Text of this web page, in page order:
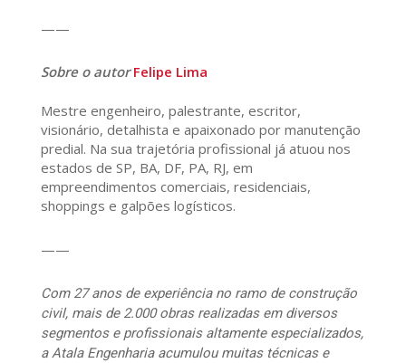
——
Sobre o autorFelipe Lima
Mestre engenheiro, palestrante, escritor,
visionário, detalhista e apaixonado por manutenção
predial. Na sua trajetória profissional já atuou nos
estados de SP, BA, DF, PA, RJ, em
empreendimentos comerciais, residenciais,
shoppings e galpões logísticos.
——
Com 27 anos de experiência no ramo de construção
civil, mais de 2.000 obras realizadas em diversos
segmentos e profissionais altamente especializados,
a Atala Engenharia acumulou muitas técnicas e